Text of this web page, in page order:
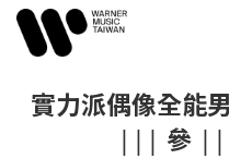
實力派偶像全能
||| 參 |||